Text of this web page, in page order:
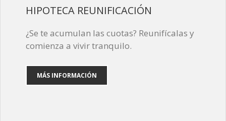
HIPOTECA REUNIFICACIÓN
¿Se te acumulan las cuotas? Reunifícalas y
comienza a vivir tranquilo.
MÁS INFORMACIÓN